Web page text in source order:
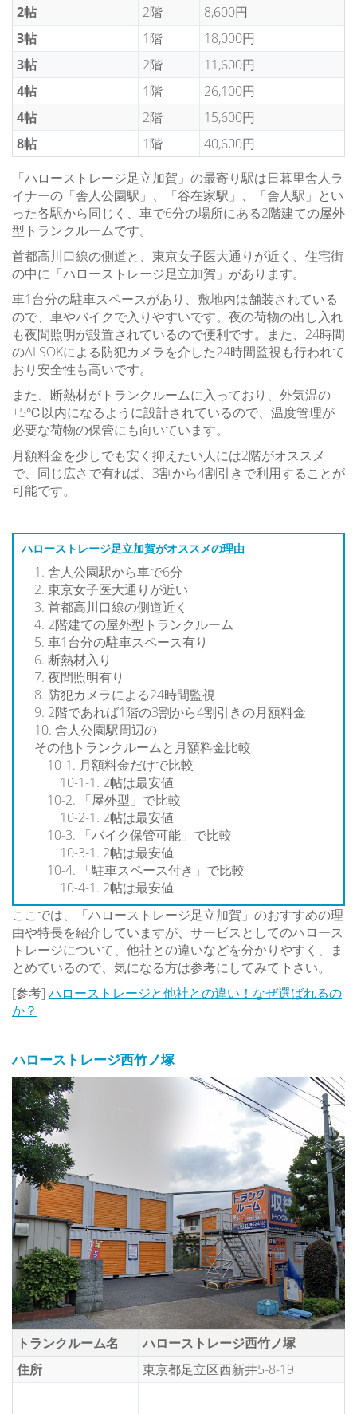
2帖
2階
8,600円
3帖
1階
18,000円
3帖
2階
11,600円
4帖
1階
26,100円
4帖
2階
15,600円
8帖
1階
40,600円
「ハローストレージ足立加賀」の最寄り駅は日暮里舎人ラ
イナーの「舎人公園駅」、「谷在家駅」、「舎人駅」とい
った各駅から同じく、車で6分の場所にある2階建ての屋外
型トランクルームです。
首都高川口線の側道と、東京女子医大通りが近く、住宅街
の中に「ハローストレージ足立加賀」があります。
車1台分の駐車スペースがあり、敷地内は舗装されている
ので、車やバイクで入りやすいです。夜の荷物の出し入れ
も夜間照明が設置されているので便利です。また、24時間
のALSOKによる防犯カメラを介した24時間監視も行われて
おり安全性も高いです。
また、断熱材がトランクルームに入っており、外気温の
±5℃以内になるように設計されているので、温度管理が
必要な荷物の保管にも向いています。
月額料金を少しでも安く抑えたい人には2階がオススメ
で、同じ広さで有れば、3割から4割引きで利用することが
可能です。
ハローストレージ足立加賀がオススメの理由
舎人公園駅から車で6分
東京女子医大通りが近い
首都高川口線の側道近く
2階建ての屋外型トランクルーム
車1台分の駐車スペース有り
断熱材入り
夜間照明有り
防犯カメラによる24時間監視
2階であれば1階の3割から4割引きの月額料金
舎人公園駅周辺の
その他トランクルームと月額料金比較
月額料金だけで比較
2帖は最安値
「屋外型」で比較
2帖は最安値
「バイク保管可能」で比較
2帖は最安値
「駐車スペース付き」で比較
2帖は最安値
ここでは、「ハローストレージ足立加賀」のおすすめの理
由や特長を紹介していますが、サービスとしてのハロース
トレージについて、他社との違いなどを分かりやすく、ま
とめているので、気になる方は参考にしてみて下さい。
[参考] ハローストレージと他社との違い！なぜ選ばれるの
か？
ハローストレージ西竹ノ塚
トランクルーム名
ハローストレージ西竹ノ塚
住所
東京都足立区西新井5-8-19